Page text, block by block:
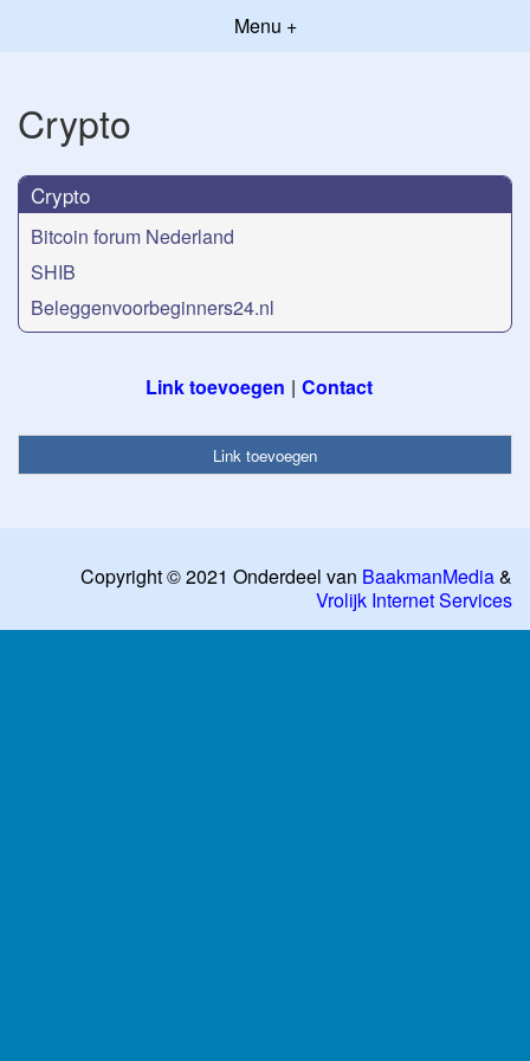
Menu +
Crypto
Crypto
Bitcoin forum Nederland
SHIB
Beleggenvoorbeginners24.nl
Link toevoegen Contact
Link toevoegen
Copyright © 2021 Onderdeel van BaakmanMedia&
Vrolijk Internet Services